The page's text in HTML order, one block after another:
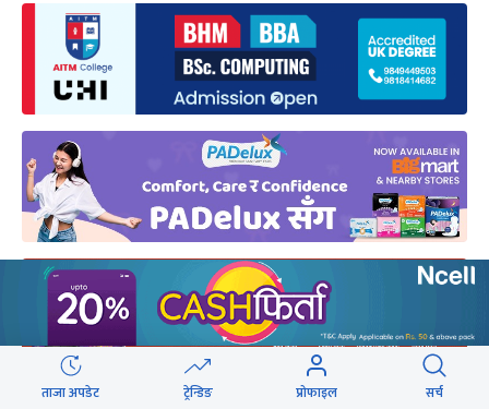
ताजा अपडेट ट्रेन्डिङ प्रोफाइल सर्च